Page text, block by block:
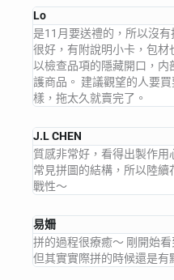
Lo
是11月要送禮的，所以沒
很好，有附說明小卡，包
以檢查品項的隱藏開口，
護商品。 建議觀望的人要
樣，拖太久就賣完了。
J.L CHEN
質感非常好，看得出製作
常見拼圖的結構，所以陸
戰性～
易姍
拼的過程很療癒～ 剛開始
但其實實際拼的時候還是有